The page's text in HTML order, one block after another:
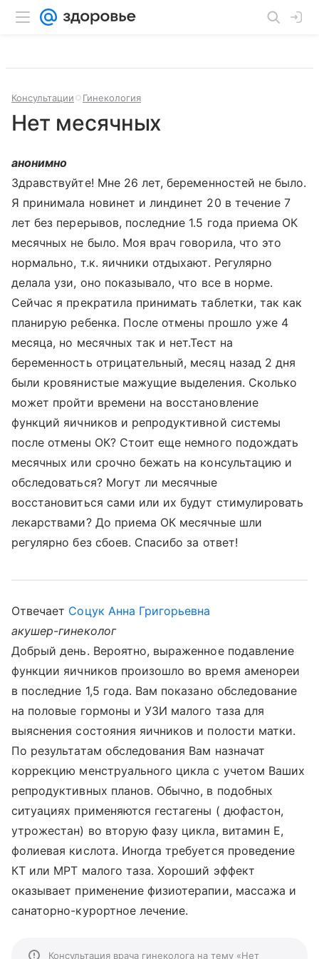
Консультации Гинекология
Нет месячных
анонимно
Здравствуйте! Мне 26 лет, беременностей не было.
Я принимала новинет и линдинет 20 в течение 7
лет без перерывов, последние 1.5 года приема ОК
месячных не было. Моя врач говорила, что это
нормально, т.к. яичники отдыхают. Регулярно
делала узи, оно показывало, что все в норме.
Сейчас я прекратила принимать таблетки, так как
планирую ребенка. После отмены прошло уже 4
месяца, но месячных так и нет.Тест на
беременность отрицательный, месяц назад 2 дня
были кровянистые мажущие выделения. Сколько
может пройти времени на восстановление
функций яичников и репродуктивной системы
после отмены ОК? Стоит еще немного подождать
месячных или срочно бежать на консультацию и
обследоваться? Могут ли месячные
восстановиться сами или их будут стимулировать
лекарствами? До приема ОК месячные шли
регулярно без сбоев. Спасибо за ответ!
Отвечает Соцук Анна Григорьевна
акушер-гинеколог
Добрый день. Вероятно, выраженное подавление
функции яичников произошло во время аменореи
в последние 1,5 года. Вам показано обследование
на половые гормоны и УЗИ малого таза для
выяснения состояния яичников и полости матки.
По результатам обследования Вам назначат
коррекцию менструального цикла с учетом Ваших
репродуктивных планов. Обычно, в подобных
ситуациях применяются гестагены ( дюфастон,
утрожестан) во вторую фазу цикла, витамин Е,
фолиевая кислота. Иногда требуется проведение
КТ или МРТ малого таза. Хороший эффект
оказывает применение физиотерапии, массажа и
санаторно-курортное лечение.
Консультация врача гинеколога на тему «Нет